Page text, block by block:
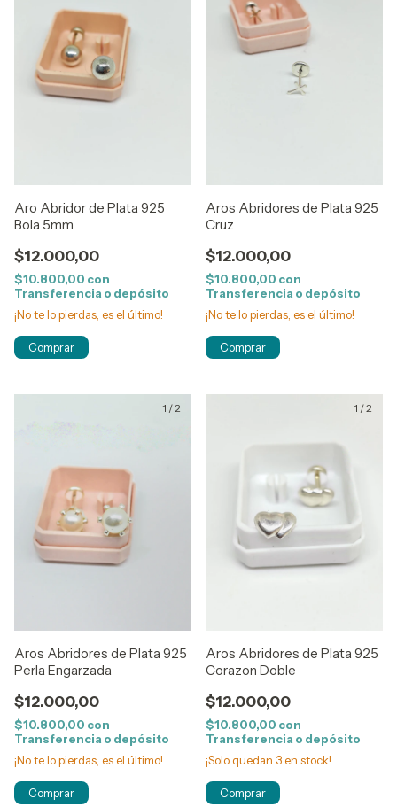
Aro Abridor de Plata 925
Bola 5mm
$12.000,00
$10.800,00 con
Transferencia o depósito
¡No te lo pierdas, es el último!
Aros Abridores de Plata 925
Cruz
$12.000,00
$10.800,00 con
Transferencia o depósito
¡No te lo pierdas, es el último!
1 /2
Aros Abridores de Plata 925
Perla Engarzada
$12.000,00
$10.800,00 con
Transferencia o depósito
¡No te lo pierdas, es el último!
1 /2
Aros Abridores de Plata 925
Corazon Doble
$12.000,00
$10.800,00 con
Transferencia o depósito
¡Solo quedan 3en stock!